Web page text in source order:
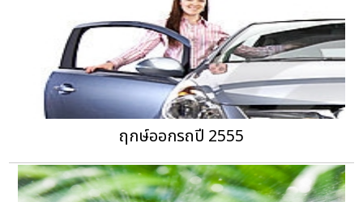
ฤกษ์ออกรถปี 2555